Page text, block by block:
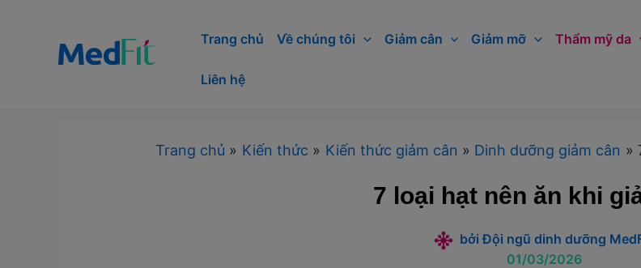
Trang chủ Về chúng tôi Giảm cân Giảm mỡ Thẩm mỹ da
Liên hệ
Trang chủ Kiến thức Kiến thức giảm cân Dinh dưỡng giảm cân
7 loại hạt nên ăn khi
bởi Đội ngũ dinh dưỡng
01/03/2026